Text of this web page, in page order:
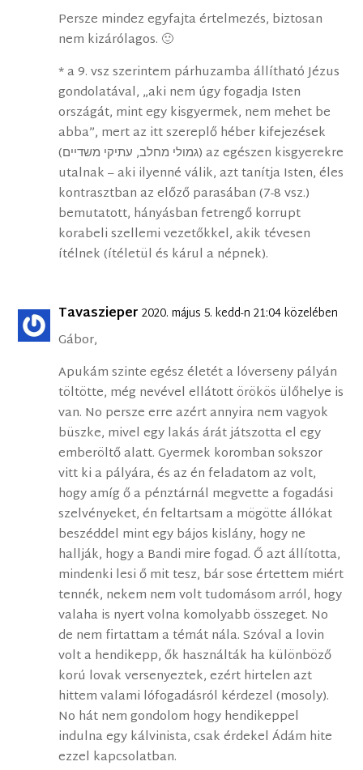
Persze mindez egyfajta értelmezés, biztosan
nem kizárólagos. 🙂
* a 9. vsz szerintem párhuzamba állítható Jézus
gondolatával, „aki nem úgy fogadja Isten
országát, mint egy kisgyermek, nem mehet be
abba”, mert az itt szereplő héber kifejezések
(גמולי מחלב, עתיקי משדיים) az egészen kisgyerekre
utalnak – aki ilyenné válik, azt tanítja Isten, éles
kontrasztban az előző parasában (7-8 vsz.)
bemutatott, hányásban fetrengő korrupt
korabeli szellemi vezetőkkel, akik tévesen
ítélnek (ítéletül és kárul a népnek).
Tavaszieper 2020. május 5. kedd-n 21:04 közelében
Gábor,
Apukám szinte egész életét a lóverseny pályán
töltötte, még nevével ellátott örökös ülőhelye is
van. No persze erre azért annyira nem vagyok
büszke, mivel egy lakás árát játszotta el egy
emberöltő alatt. Gyermek koromban sokszor
vitt ki a pályára, és az én feladatom az volt,
hogy amíg ő a pénztárnál megvette a fogadási
szelvényeket, én feltartsam a mögötte állókat
beszéddel mint egy bájos kislány, hogy ne
hallják, hogy a Bandi mire fogad. Ő azt állította,
mindenki lesi ő mit tesz, bár sose értettem miért
tennék, nekem nem volt tudomásom arról, hogy
valaha is nyert volna komolyabb összeget. No
de nem firtattam a témát nála. Szóval a lovin
volt a hendikepp, ők használták ha különböző
korú lovak versenyeztek, ezért hirtelen azt
hittem valami lófogadásról kérdezel (mosoly).
No hát nem gondolom hogy hendikeppel
indulna egy kálvinista, csak érdekel Ádám hite
ezzel kapcsolatban.